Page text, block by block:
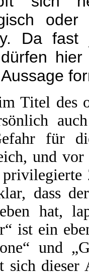
Da fast
hier
Titel des
für
und
dass
hat,
ist ein
und
sich